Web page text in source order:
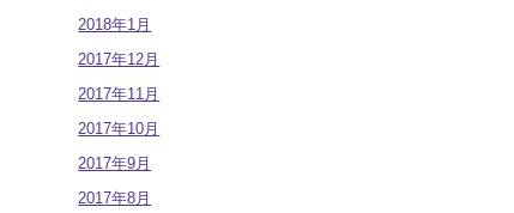
2018年1月
2017年12月
2017年11月
2017年10月
2017年9月
2017年8月